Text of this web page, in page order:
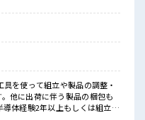
だって充実！
できます♪
上で、
できる！
を使って組立や製品の調整・
他に出荷に伴う製品の梱包も
体経験2年以上もしくは組立経